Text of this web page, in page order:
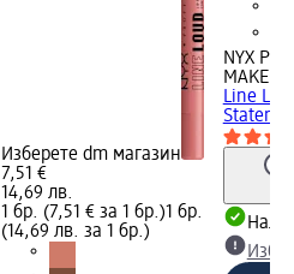
Изберете dm магазин
7,51 €
14,69 лв.
1 бр. (7,51 € за 1 бр.)1 бр.
(14,69 лв. за 1 бр.)
NYX
MAKEUP
Line